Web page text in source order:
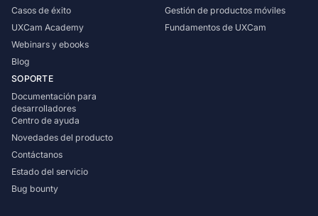
Casos de éxito
UXCam Academy
Webinars y ebooks
Blog
SOPORTE
Documentación para
desarrolladores
Centro de ayuda
Novedades del producto
Contáctanos
Estado del servicio
Bug bounty
Gestión de productos móviles
Fundamentos de UXCam